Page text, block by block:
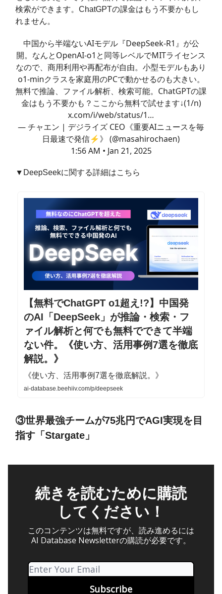
検索ができます。ChatGPTの課金はもう不要かもし
れません。
中国から半端ないAIモデル『DeepSeek-R1』が公
開。なんとOpenAI-o1と同等レベルでMITライセンス
なので、商用利用や再配布が自由。小型モデルもあり
o1-minクラスを家庭用のPCで動かせるのも大きい。
無料で推論、ファイル解析、検索可能。ChatGPTの課
金はもう不要かも？ここから無料で試せます↓(1/n)
x.com/i/web/status/1…
— チャエン | デジライズ CEO《重要AIニュースを毎
日最速で発信⚡️》 (@masahirochaen)
1:56 AM • Jan 21, 2025
▼DeepSeekに関する詳細はこちら
【無料でChatGPT o1超え!?】中国発
のAI「DeepSeek」が推論・検索・フ
ァイル解析と何でも無料でできて半端
ない件。《使い方、活用事例7選を徹底
解説。》
《使い方、活用事例7選を徹底解説。》
ai-database.beehiiv.com/p/deepseek
③世界最強チームが75兆円でAGI実現を目
指す「Stargate」
続きを読むために購読
してください！
このコンテンツは無料ですが、読み進めるには
AI Database Newsletterの購読が必要です。